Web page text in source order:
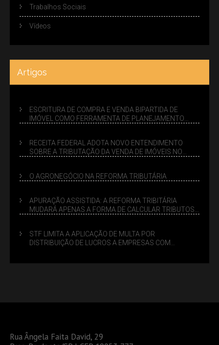
Trabalhos Sociais
Vídeos
Artigos
ESCRITURA DE COMPRA E VENDA BIPARTIDA DE
IMÓVEL COMO FERRAMENTA DE PLANEJAMENTO
RECEITA FEDERAL ADOTA NOVO ENTENDIMENTO
SOBRE A TRIBUTAÇÃO DA VENDA DE IMÓVEIS NO
O AGRONEGÓCIO NA REFORMA TRIBUTÁRIA
APURAÇÃO ASSISTIDA: A REFORMA TRIBITÁRIA
MUDARÁ APENAS A FORMA DE CALCULAR TRIBUTOS
STF LIMITA A APLICAÇÃO DE MULTA POR
DISTRIBUIÇÃO DE LUCROS A EMPRESAS COM
Rua Ângela Faita David, 29